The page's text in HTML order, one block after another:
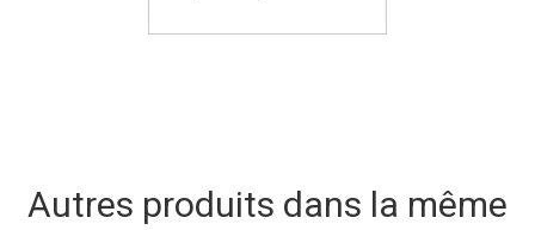
Autres produits dans la même